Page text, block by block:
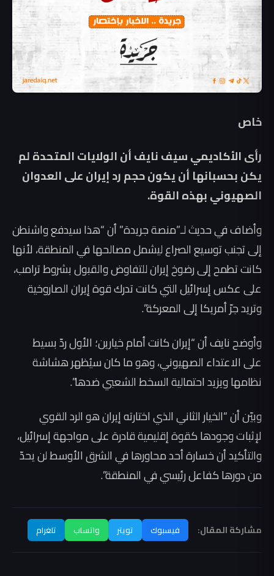
خاص
رأى الأكاديمي سيف نايف أن الولايات المتحدة لم
يكن بحسبانها أن يكون حجم رد إيران على العدوان
الصهيوني بهذه القوة.
وأضاف في حديث لـ”منصة جريدة” أن “هذا سيدفع واشنطن
إلى تجنب توسيع الصراع ليشمل مصالحها في المنطقة، لأنها
كانت تطمح إلى رضوخ إيران للتفاوض والقبول بشروط ترامب،
على عكس إسرائيل التي كانت تدرك قوة إيران الصاروخية
وتريد جرّ أمريكا إلى المعركة”.
وأوضح نايف أن “إيران كانت أمام خيارين؛ الأول ردّ بسيط
على الاعتداء الصهيوني، وهو ما كان سيُظهر هشاشة
نظامها ويزيد احتمالية السخط الشعبي ضدها”.
وبيّن أن “الخيار الثاني الذي اختارته إيران هو الرد القوي
لإثبات وجودها كقوة إقليمية قادرة على مواجهة إسرائيل،
والتأكيد أن خسارة أحد محاورها في الشرق الأوسط لن يحدّ
من دورها كفاعل رئيسي في المنطقة”.
مشاركة المقال: فيسبوك تويتر واتساب تلغرام